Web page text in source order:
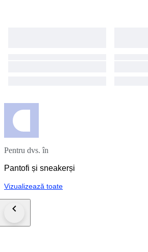
Pentru dvs. în
Pantofi și sneakerși
Vizualizează toate